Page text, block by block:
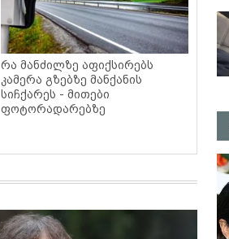
რა მანძილზე აფიქსირებს
კამერა გზებზე მანქანის
სიჩქარეს - მითები
ფოტორადარებზე